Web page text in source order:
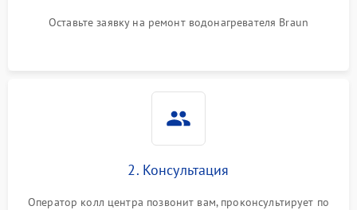
Оставьте заявку на ремонт водонагревателя Braun
2. Консультация
Оператор колл центра позвонит вам, проконсультирует по